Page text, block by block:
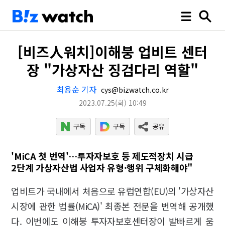
[비즈人워치]이해붕 업비트 센터
장 "가상자산 징검다리 역할"
최용순 기자 cys@bizwatch.co.kr
2023.07.25(화) 10:49
'MiCA 첫 번역'…투자자보호 등 제도적장치 시급
2단계 가상자산법 사업자 유형·행위 구체화해야"
업비트가 국내에서 처음으로 유럽연합(EU)의 '가상자산
시장에 관한 법률(MiCA)' 최종본 전문을 번역해 공개했
다. 이번에도 이해붕 투자자보호센터장이 발빠르게 움